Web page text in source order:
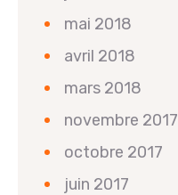
mai 2018
avril 2018
mars 2018
novembre 2017
octobre 2017
juin 2017